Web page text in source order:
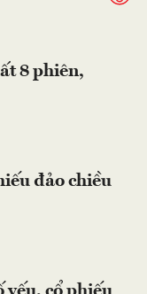
8 phiên,
đảo chiều